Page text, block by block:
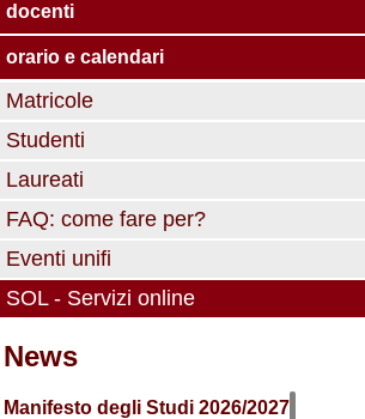
docenti
orario e calendari
Matricole
Studenti
Laureati
FAQ: come fare per?
Eventi unifi
SOL - Servizi online
News
Manifesto degli Studi 2026/2027